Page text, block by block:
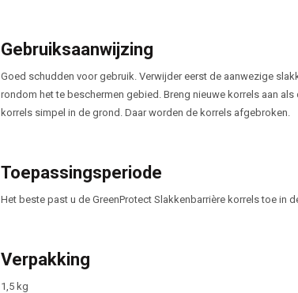
Gebruiksaanwijzing
Goed schudden voor gebruik. Verwijder eerst de aanwezige
rondom het te beschermen gebied. Breng nieuwe korrels aan
korrels simpel in de grond. Daar worden de korrels afgebroken.
Toepassingsperiode
Het beste past u de GreenProtect Slakkenbarrière korrels toe in
Verpakking
1,5 kg